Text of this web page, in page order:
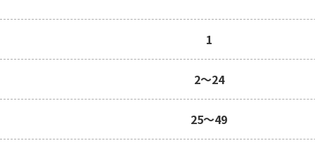
1
2～24
25～49